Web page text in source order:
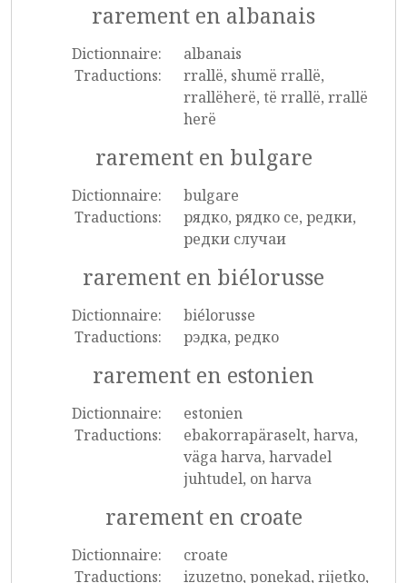
rarement en albanais
Dictionnaire:
albanais
Traductions:
rrallë, shumë rrallë,
rrallëherë, të rrallë, rrallë
herë
rarement en bulgare
Dictionnaire:
bulgare
Traductions:
рядко, рядко се, редки,
редки случаи
rarement en biélorusse
Dictionnaire:
biélorusse
Traductions:
рэдка, редко
rarement en estonien
Dictionnaire:
estonien
Traductions:
ebakorrapäraselt, harva,
väga harva, harvadel
juhtudel, on harva
rarement en croate
Dictionnaire:
croate
Traductions:
izuzetno, ponekad, rijetko,